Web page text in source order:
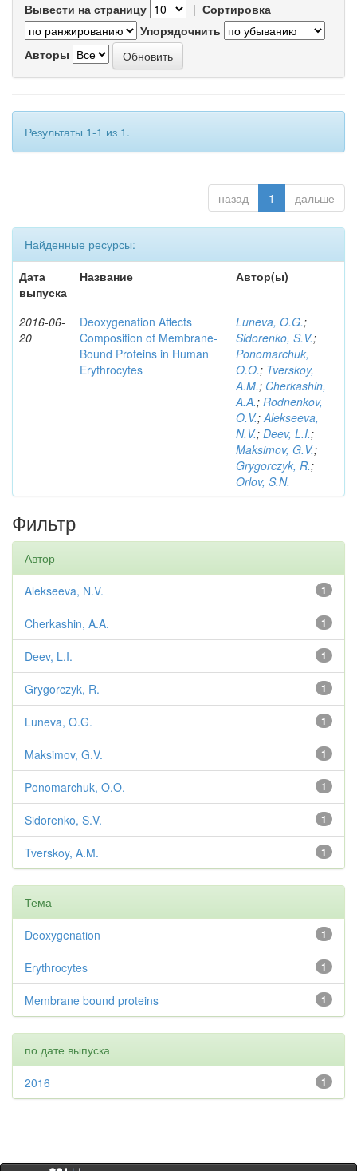
Вывести на страницу | Сортировка
Упорядочнить
Авторы
Результаты 1-1 из 1.
назад 1 дальше
Найденные ресурсы:
Дата
выпуска
Название Автор(ы)
2016-06-
20
Deoxygenation Affects
Composition of Membrane-
Bound Proteins in Human
Erythrocytes
Luneva, O.G.;
Sidorenko, S.V.;
Ponomarchuk,
O.O.; Tverskoy,
A.M.; Cherkashin,
A.A.; Rodnenkov,
O.V.;Alekseeva,
N.V.; Deev, L.I.;
Maksimov, G.V.;
Grygorczyk, R.;
Orlov, S.N.
Фильтр
Автор
1
Alekseeva, N.V.
1
Cherkashin, A.A.
1
Deev, L.I.
1
Grygorczyk, R.
1
Luneva, O.G.
1
Maksimov, G.V.
1
Ponomarchuk, O.O.
1
Sidorenko, S.V.
1
Tverskoy, A.M.
Тема
1
Deoxygenation
1
Erythrocytes
1
Membrane bound proteins
по дате выпуска
1
2016